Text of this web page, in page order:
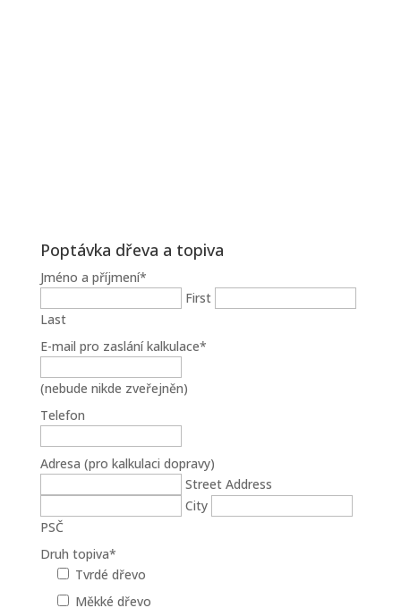
Poptávka dřeva a topiva
Jméno a příjmení*
First
Last
E-mail pro zaslání kalkulace*
(nebude nikde zveřejněn)
Telefon
Adresa (pro kalkulaci dopravy)
Street Address
City
PSČ
Druh topiva*
Tvrdé dřevo
Měkké dřevo